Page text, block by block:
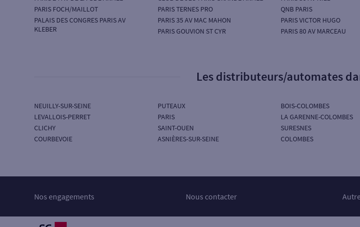
PARIS FOCH/MAILLOT
PALAIS DES CONGRES PARIS AV
KLEBER
PARIS TERNES PRO
PARIS 35 AV MAC MAHON
PARIS GOUVION ST CYR
QNB PARIS
PARIS VICTOR HUGO
PARIS 80 AV MARCEAU
Les distributeurs/automates
NEUILLY-SUR-SEINE
LEVALLOIS-PERRET
CLICHY
COURBEVOIE
PUTEAUX
PARIS
SAINT-OUEN
ASNIÈRES-SUR-SEINE
BOIS-COLOMBES
LA GARENNE-COLOMBES
SURESNES
COLOMBES
Nos engagements Nous contacter